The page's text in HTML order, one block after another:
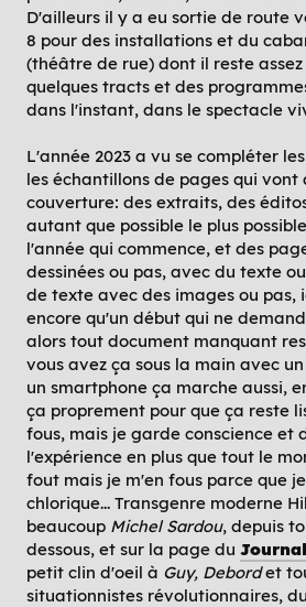
D'ailleurs il y a eu sortie de route
8 pour des installations et du
(théâtre de rue) dont il reste
quelques tracts et des
dans l'instant, dans le spectacle
L'année 2023 a vu se compléter
les échantillons de pages qui
couverture: des extraits, des
autant que possible le plus
l'année qui commence, et des
dessinées ou pas, avec du texte
de texte avec des images ou pas,
encore qu'un début qui ne
alors tout document manquant
vous avez ça sous la main avec
un smartphone ça marche aussi,
ça proprement pour que ça reste
fous, mais je garde conscience et
l'expérience en plus que tout le
fout mais je m'en fous parce que
chlorique... Transgenre moderne
beaucoup Michel Sardou, depuis
dessous, et sur la page du
petit clin d'oeil à Guy, Debordet
situationnistes révolutionnaires,